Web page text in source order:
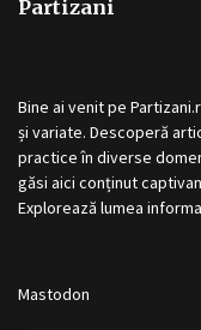
Partizani
Bine ai venit pe
și variate. Descoperă
practice în diverse
găsi aici conținut
Explorează lumea
Mastodon